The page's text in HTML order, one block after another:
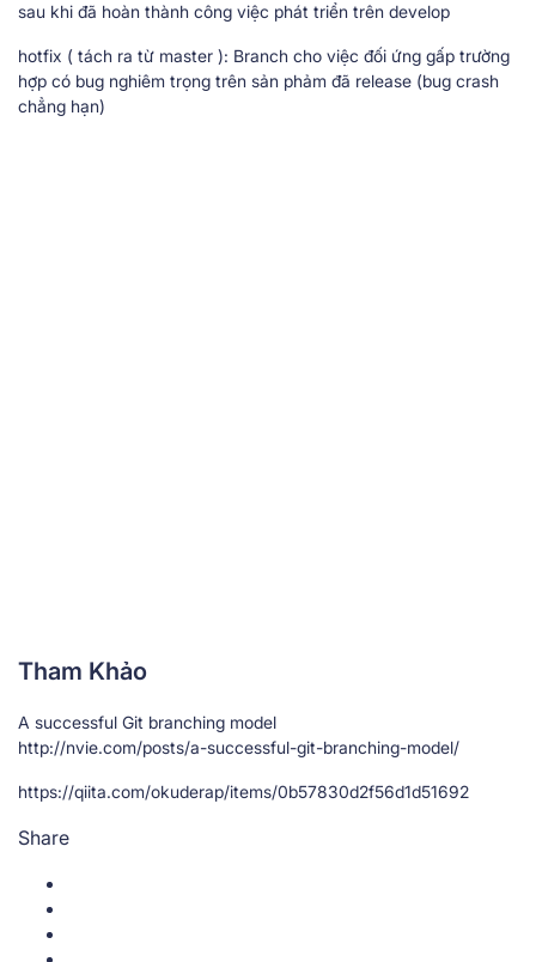
sau khi đã hoàn thành công việc phát triển trên develop
hotfix ( tách ra từ master ): Branch cho việc đối ứng gấp trường
hợp có bug nghiêm trọng trên sản phảm đã release (bug crash
chẳng hạn)
Tham Khảo
A successful Git branching model
http://nvie.com/posts/a-successful-git-branching-model/
https://qiita.com/okuderap/items/0b57830d2f56d1d51692
Share